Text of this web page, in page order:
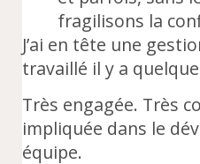
fragilisons la
J’ai en tête une
travaillé il y a
Très engagée. Très
impliquée dans le
équipe.